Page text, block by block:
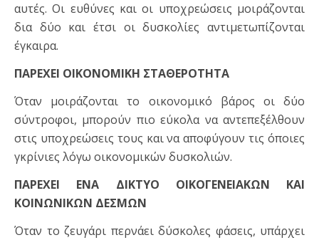
αυτές. Οι ευθύνες και οι υποχρεώσεις μοιράζονται
δια δύο και έτσι οι δυσκολίες αντιμετωπίζονται
έγκαιρα.
ΠΑΡΕΧΕΙ ΟΙΚΟΝΟΜΙΚΗ ΣΤΑΘΕΡΟΤΗΤΑ
Όταν μοιράζονται το οικονομικό βάρος οι δύο
σύντροφοι, μπορούν πιο εύκολα να αντεπεξέλθουν
στις υποχρεώσεις τους και να αποφύγουν τις όποιες
γκρίνιες λόγω οικονομικών δυσκολιών.
ΠΑΡΕΧΕΙ ΕΝΑ ΔΙΚΤΥΟ ΟΙΚΟΓΕΝΕΙΑΚΩΝ ΚΑΙ
ΚΟΙΝΩΝΙΚΩΝ ΔΕΣΜΩΝ
Όταν το ζευγάρι περνάει δύσκολες φάσεις, υπάρχει